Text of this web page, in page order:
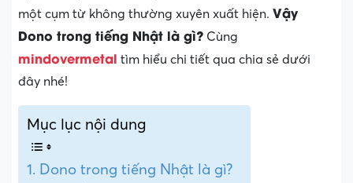
một cụm từ không thường xuyên xuất hiện. Vậy
Dono trong tiếng Nhật là gì? Cùng
mindovermetal tìm hiểu chi tiết qua chia sẻ dưới
đây nhé!
Mục lục nội dung
Dono trong tiếng Nhật là gì?